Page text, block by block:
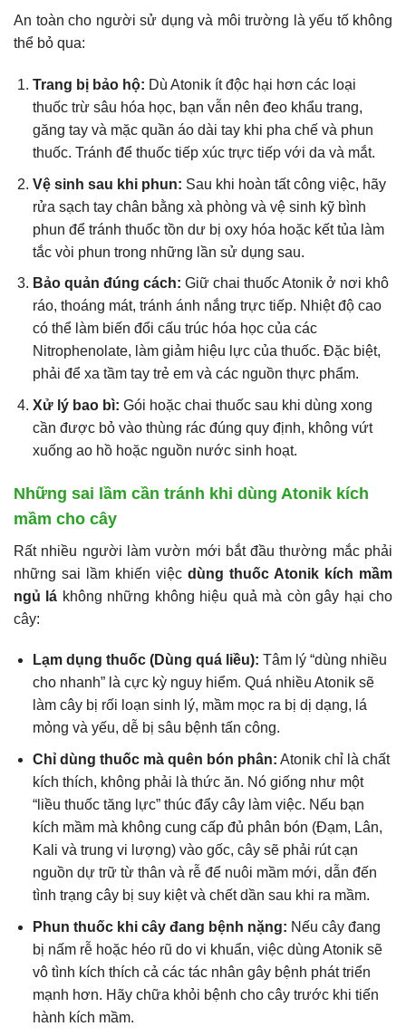
An toàn cho người sử dụng và môi trường là yếu tố không
thể bỏ qua:
Trang bị bảo hộ: Dù Atonik ít độc hại hơn các loại
thuốc trừ sâu hóa học, bạn vẫn nên đeo khẩu trang,
găng tay và mặc quần áo dài tay khi pha chế và phun
thuốc. Tránh để thuốc tiếp xúc trực tiếp với da và mắt.
Vệ sinh sau khi phun: Sau khi hoàn tất công việc, hãy
rửa sạch tay chân bằng xà phòng và vệ sinh kỹ bình
phun để tránh thuốc tồn dư bị oxy hóa hoặc kết tủa làm
tắc vòi phun trong những lần sử dụng sau.
Bảo quản đúng cách: Giữ chai thuốc Atonik ở nơi khô
ráo, thoáng mát, tránh ánh nắng trực tiếp. Nhiệt độ cao
có thể làm biến đổi cấu trúc hóa học của các
Nitrophenolate, làm giảm hiệu lực của thuốc. Đặc biệt,
phải để xa tầm tay trẻ em và các nguồn thực phẩm.
Xử lý bao bì: Gói hoặc chai thuốc sau khi dùng xong
cần được bỏ vào thùng rác đúng quy định, không vứt
xuống ao hồ hoặc nguồn nước sinh hoạt.
Những sai lầm cần tránh khi dùng Atonik kích
mầm cho cây
Rất nhiều người làm vườn mới bắt đầu thường mắc phải
những sai lầm khiến việc dùng thuốc Atonik kích mầm
ngủ lá không những không hiệu quả mà còn gây hại cho
cây:
Lạm dụng thuốc (Dùng quá liều): Tâm lý “dùng nhiều
cho nhanh” là cực kỳ nguy hiểm. Quá nhiều Atonik sẽ
làm cây bị rối loạn sinh lý, mầm mọc ra bị dị dạng, lá
mỏng và yếu, dễ bị sâu bệnh tấn công.
Chỉ dùng thuốc mà quên bón phân: Atonik chỉ là chất
kích thích, không phải là thức ăn. Nó giống như một
“liều thuốc tăng lực” thúc đẩy cây làm việc. Nếu bạn
kích mầm mà không cung cấp đủ phân bón (Đạm, Lân,
Kali và trung vi lượng) vào gốc, cây sẽ phải rút cạn
nguồn dự trữ từ thân và rễ để nuôi mầm mới, dẫn đến
tình trạng cây bị suy kiệt và chết dần sau khi ra mầm.
Phun thuốc khi cây đang bệnh nặng: Nếu cây đang
bị nấm rễ hoặc héo rũ do vi khuẩn, việc dùng Atonik sẽ
vô tình kích thích cả các tác nhân gây bệnh phát triển
mạnh hơn. Hãy chữa khỏi bệnh cho cây trước khi tiến
hành kích mầm.